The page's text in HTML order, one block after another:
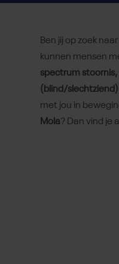
Ben jij op zoek
kunnen mensen
spectrum
(blind/
met jou in
Mola? Dan vind je